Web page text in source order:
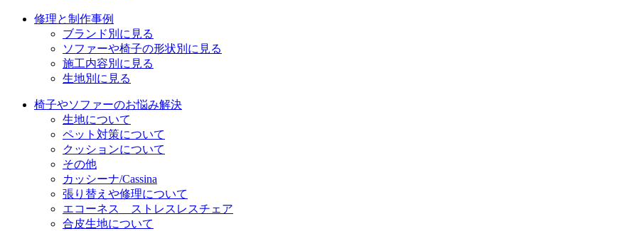
修理と制作事例
ブランド別に見る
ソファーや椅子の形状別に見る
施工内容別に見る
生地別に見る
椅子やソファーのお悩み解決
生地について
ペット対策について
クッションについて
その他
カッシーナ/Cassina
張り替えや修理について
エコーネス ストレスレスチェア
合皮生地について